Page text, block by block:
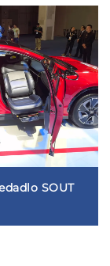
SOUT